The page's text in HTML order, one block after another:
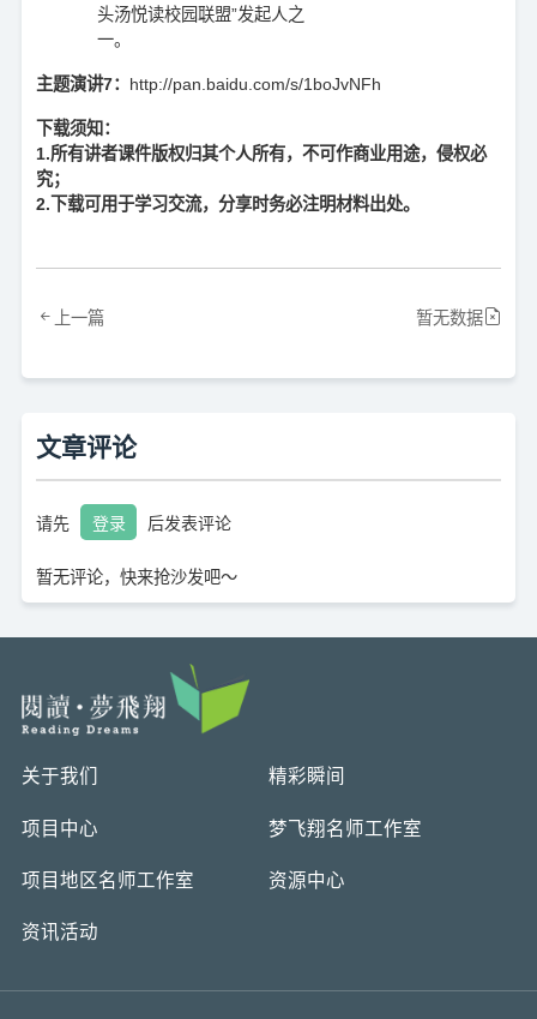
头汤悦读校园联盟”发起人之
一。
主题演讲7： http://pan.baidu.com/s/1boJvNFh
下载须知：
1.所有讲者课件版权归其个人所有，不可作商业用途，侵权必
究；
2.下载可用于学习交流，分享时务必注明材料出处。
上一篇 暂无数据
文章评论
请先 登录 后发表评论
暂无评论，快来抢沙发吧～
关于我们 精彩瞬间
项目中心 梦飞翔名师工作室
项目地区名师工作室 资源中心
资讯活动